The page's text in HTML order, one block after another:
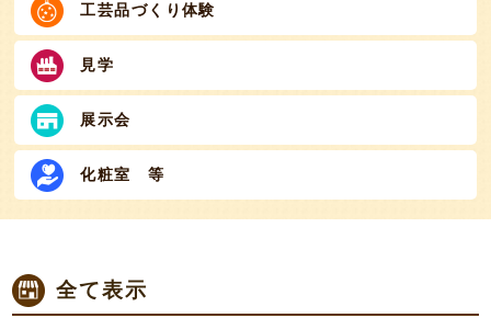
工芸品づくり体験
見学
展示会
化粧室 等
全て表示